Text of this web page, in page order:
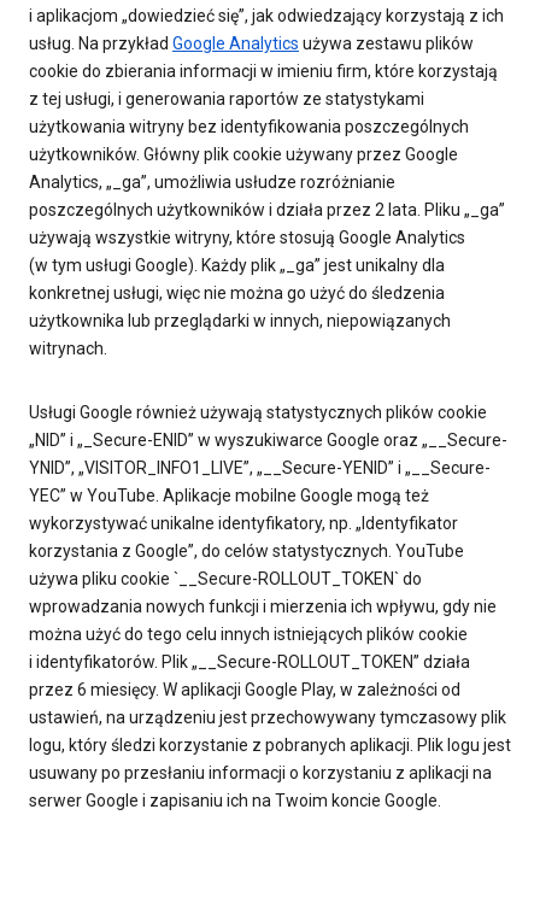
i aplikacjom „dowiedzieć się”, jak odwiedzający korzystają z ich
usług. Na przykład Google Analytics używa zestawu plików
cookie do zbierania informacji w imieniu firm, które korzystają
z tej usługi, i generowania raportów ze statystykami
użytkowania witryny bez identyfikowania poszczególnych
użytkowników. Główny plik cookie używany przez Google
Analytics, „_ga”, umożliwia usłudze rozróżnianie
poszczególnych użytkowników i działa przez 2 lata. Pliku „_ga”
używają wszystkie witryny, które stosują Google Analytics
(w tym usługi Google). Każdy plik „_ga” jest unikalny dla
konkretnej usługi, więc nie można go użyć do śledzenia
użytkownika lub przeglądarki w innych, niepowiązanych
witrynach.
Usługi Google również używają statystycznych plików cookie
„NID” i „_Secure-ENID” w wyszukiwarce Google oraz „__Secure-
YNID”, „VISITOR_INFO1_LIVE”, „__Secure-YENID” i „__Secure-
YEC” w YouTube. Aplikacje mobilne Google mogą też
wykorzystywać unikalne identyfikatory, np. „Identyfikator
korzystania z Google”, do celów statystycznych. YouTube
używa pliku cookie `__Secure-ROLLOUT_TOKEN` do
wprowadzania nowych funkcji i mierzenia ich wpływu, gdy nie
można użyć do tego celu innych istniejących plików cookie
i identyfikatorów. Plik „__Secure-ROLLOUT_TOKEN” działa
przez 6 miesięcy. W aplikacji Google Play, w zależności od
ustawień, na urządzeniu jest przechowywany tymczasowy plik
logu, który śledzi korzystanie z pobranych aplikacji. Plik logu jest
usuwany po przesłaniu informacji o korzystaniu z aplikacji na
serwer Google i zapisaniu ich na Twoim koncie Google.